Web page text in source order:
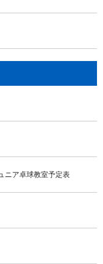
ニア卓球教室予定表